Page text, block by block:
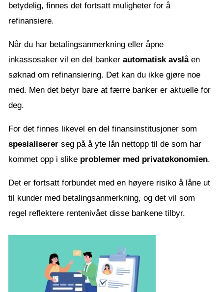
betydelig, finnes det fortsatt muligheter for å
refinansiere.
Når du har betalingsanmerkning eller åpne
inkassosaker vil en del banker automatisk avslå en
søknad om refinansiering. Det kan du ikke gjøre noe
med. Men det betyr bare at færre banker er aktuelle for
deg.
For det finnes likevel en del finansinstitusjoner som
spesialiserer seg på å yte lån nettopp til de som har
kommet opp i slike problemer med privatøkonomien.
Det er fortsatt forbundet med en høyere risiko å låne ut
til kunder med betalingsanmerkning, og det vil som
regel reflektere rentenivået disse bankene tilbyr.